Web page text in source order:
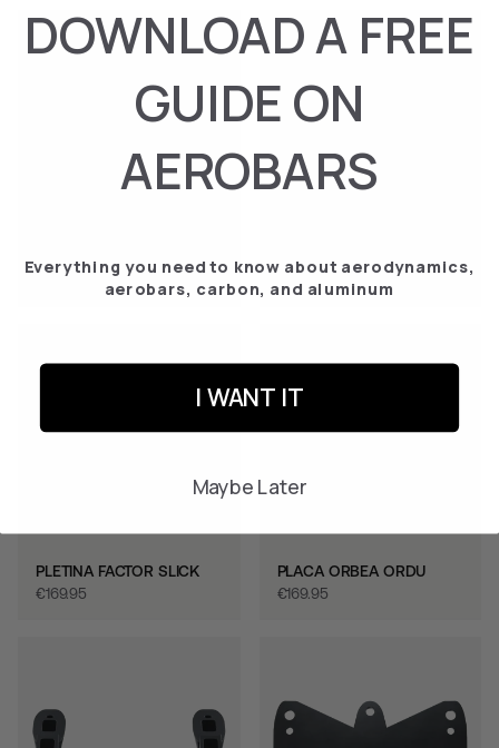
FIELTRO DE PLACA IA
€‎159.95
PLACA TREK (ARO)
€‎169.95
PLETINA FACTOR SLICK
€‎169.95
PLACA ORBEA ORDU
€‎169.95
DOWNLOAD A FREE
GUIDE ON
AEROBARS
Everything you need to know about aerodynamics,
aerobars, carbon, and aluminum
I WANT IT
Maybe Later